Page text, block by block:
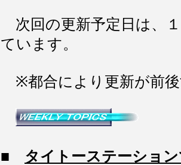
次回の更新予定日は、
ています。
※都合により更新が前
■ タイトーステーショ